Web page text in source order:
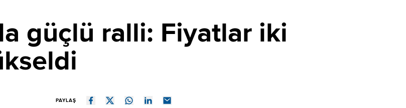
güçlü ralli: Fiyatlar iki
PAYLAŞ